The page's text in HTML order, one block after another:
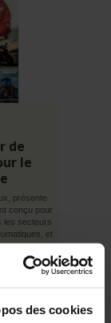
des cookies
de
le
présente
conçu pour
les secteurs
et